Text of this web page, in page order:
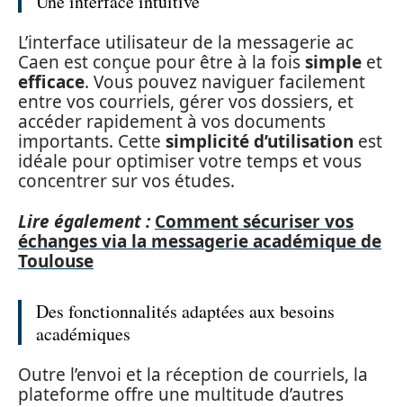
L’interface utilisateur de la messagerie ac
Caen est conçue pour être à la foissimple et
efficace. Vous pouvez naviguer facilement
entre vos courriels, gérer vos dossiers, et
accéder rapidement à vos documents
importants. Cette simplicité d’utilisation est
idéale pour optimiser votre temps et vous
concentrer sur vos études.
Lire également : Comment sécuriser vos
échanges via la messagerie académique de
Toulouse
Des fonctionnalités adaptées aux besoins
académiques
Outre l’envoi et la réception de courriels, la
plateforme offre une multitude d’autres